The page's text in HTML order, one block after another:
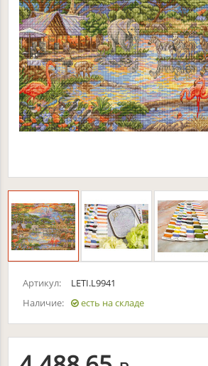
Артикул:
LETI.L9941
Наличие:
есть на складе